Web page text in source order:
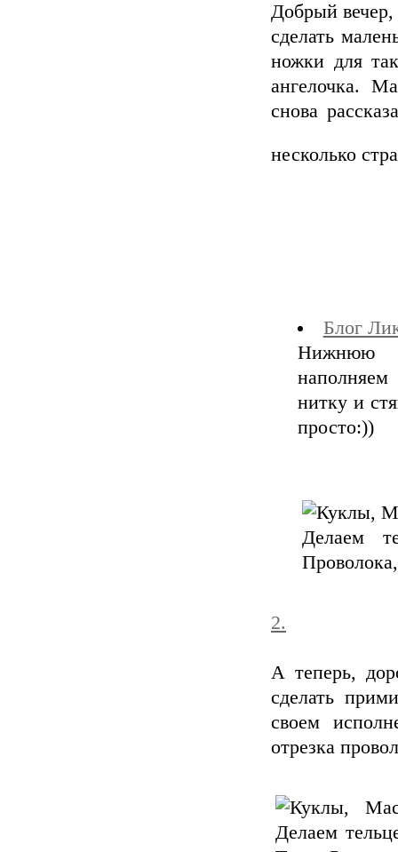
Добрый
сделать
ножки для
ангелочка.
снова
несколько
Блог
Нижнюю
нитку и
просто:))
2.
А теперь,
сделать
своем
отрезка